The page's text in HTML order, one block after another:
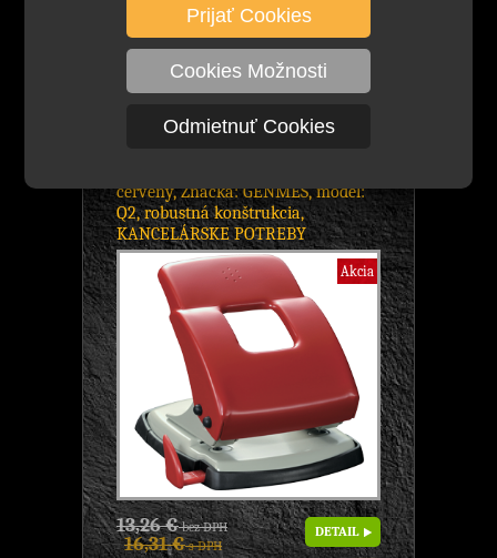
Prijať Cookies
Cookies Možnosti
Odmietnuť Cookies
Skladom viac ako 30 ks
dierovač, model: P6, značka: GENMES, -
kovový, moderný vzhľad, - ergonomická
rukoväť, pogumovaný povrch, - kapacita
červený, Značka: GENMES, model:
Q2, robustná konštrukcia,
KANCELÁRSKE POTREBY
Akcia
13,26 €bez DPH
16,31 €s DPH
DETAIL